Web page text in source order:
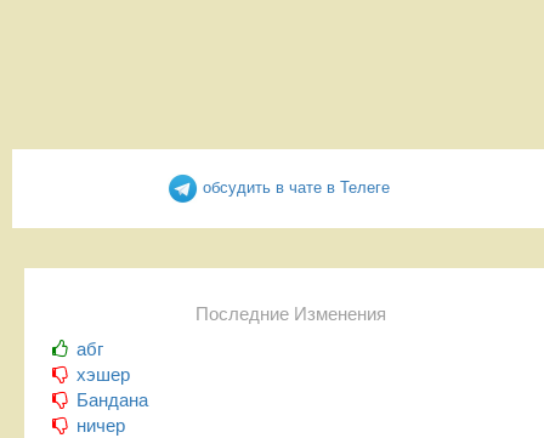
обсудить в чате в Телеге
Последние Изменения
абг
хэшер
Бандана
ничер